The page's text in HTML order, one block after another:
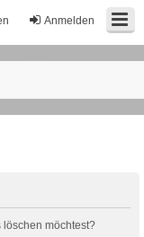
Anmelden
löschen möchtest?